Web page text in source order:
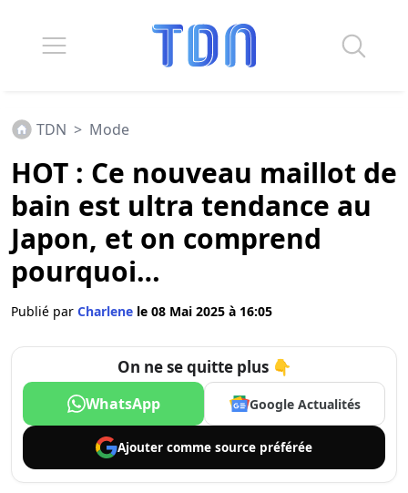
TDN > Mode
HOT : Ce nouveau maillot de
bain est ultra tendance au
Japon, et on comprend
pourquoi…
Publié par Charlene le 08 Mai 2025 à 16:05
On ne se quitte plus 👇
WhatsApp Google Actualités
Ajouter comme source préférée